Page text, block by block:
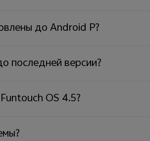
до Android P?
последней версии?
OS 4.5?